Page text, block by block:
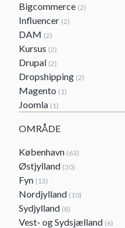
Bigcommerce (2)
Influencer (2)
DAM (2)
Kursus (2)
Drupal (2)
Dropshipping (2)
Magento (1)
Joomla (1)
OMRÅDE
København (63)
Østjylland (30)
Fyn (13)
Nordjylland (10)
Sydjylland (8)
Vest- og Sydsjælland (6)